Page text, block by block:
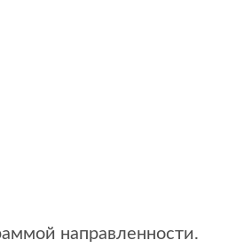
направленности.